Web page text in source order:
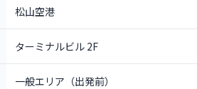
松山空港
ターミナルビル 2F
一般エリア（出発前）